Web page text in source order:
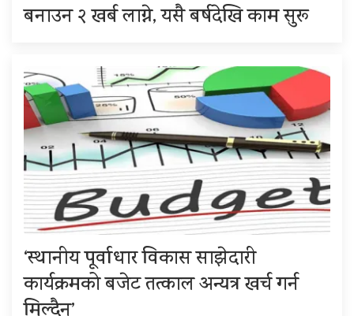
बनाउन २ खर्ब लाग्ने, यसै बर्षदेखि काम सुरू
‘स्थानीय पूर्वाधार विकास साझेदारी
कार्यक्रमको बजेट तत्काल अन्यत्र खर्च गर्न